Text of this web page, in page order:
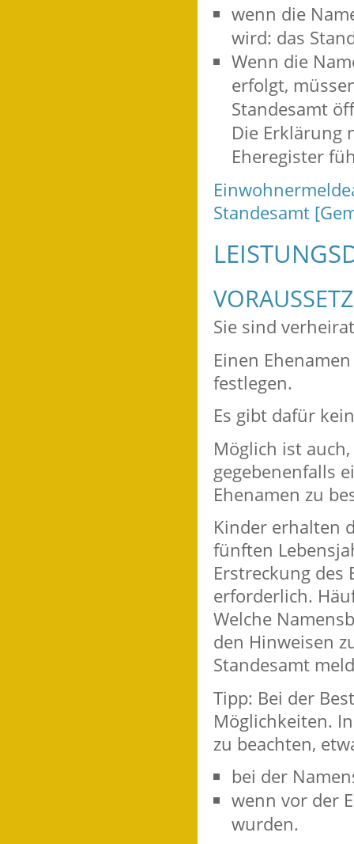
wenn die
wird: das
Wenn die
erfolgt,
Standesamt
Die Erklärung
Eheregister
Standesamt
Sie sind
Einen
festlegen.
Es gibt dafür
Möglich ist
gegebenenfalls
Ehenamen zu
Kinder erhalten
fünften
Erstreckung des
erforderlich.
Welche
den Hinweisen
Standesamt
Tipp: Bei der
Möglichkeiten.
zu beachten,
bei der
wenn vor der
wurden.